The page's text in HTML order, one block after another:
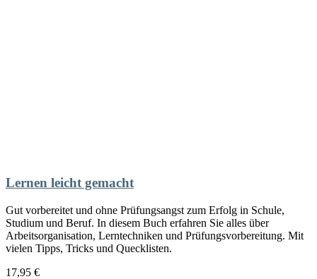
Lernen leicht gemacht
Gut vorbereitet und ohne Prüfungsangst zum Erfolg in Schule,
Studium und Beruf. In diesem Buch erfahren Sie alles über
Arbeitsorganisation, Lerntechniken und Prüfungsvorbereitung. Mit
vielen Tipps, Tricks und Quecklisten.
17,95 €